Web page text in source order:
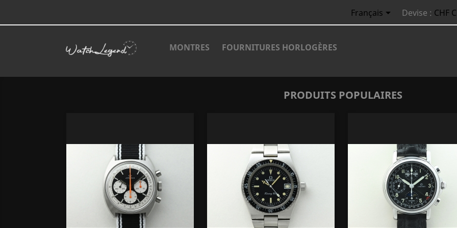
Français Devise : CHF
MONTRES FOURNITURES HORLOGÈRES
PRODUITS POPULAIRES